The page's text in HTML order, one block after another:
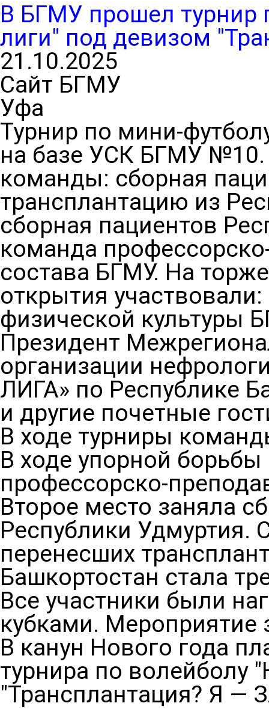
В БГМУ прошел турнир
лиги" под девизом
21.10.2025
Сайт БГМУ
Уфа
Турнир по мини-
на базе УСК БГМУ №10.
команды: сборная
трансплантацию из
сборная пациентов
команда
состава БГМУ. На
открытия
физической культуры
Президент
организации
ЛИГА» по Республике
и другие почетные
В ходе турниры
В ходе упорной
профессорско-
Второе место заняла
Республики Удмуртия.
перенесших
Башкортостан стала
Все участники были
кубками. Мероприятие
В канун Нового года
турнира по волейболу
"Трансплантация? Я —